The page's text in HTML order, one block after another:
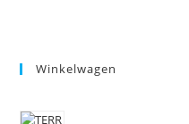
Winkelwagen